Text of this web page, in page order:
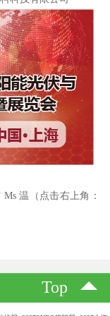
温（点击右上角：
Top